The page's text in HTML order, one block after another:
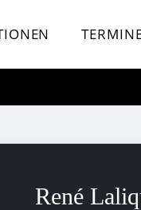
René